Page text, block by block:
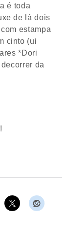
é toda
de lá dois
estampa
cinto (ui
*Dori
da